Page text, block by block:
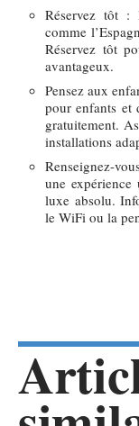
Réservez tôt :
comme
Réservez tôt
avantageux.
Pensez aux
pour enfants et
gratuitement.
installations
Renseignez-
une
luxe absolu.
le WiFi ou la